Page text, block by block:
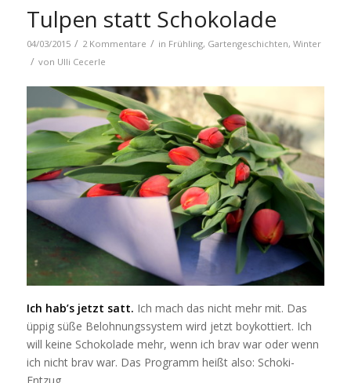
Tulpen statt Schokolade
04/03/2015 / 2 Kommentare / in Frühling, Gartengeschichten, Winter
/ von Ulli Cecerle
Ich hab’s jetzt satt. Ich mach das nicht mehr mit. Das
üppig süße Belohnungssystem wird jetzt boykottiert. Ich
will keine Schokolade mehr, wenn ich brav war oder wenn
ich nicht brav war. Das Programm heißt also: Schoki-